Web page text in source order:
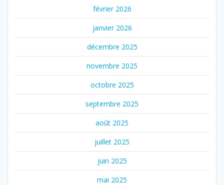
février 2026
janvier 2026
décembre 2025
novembre 2025
octobre 2025
septembre 2025
août 2025
juillet 2025
juin 2025
mai 2025